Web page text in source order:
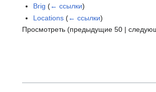
Brig (← ссылки)
Locations (← ссылки)
Просмотреть (предыдущие 50 |